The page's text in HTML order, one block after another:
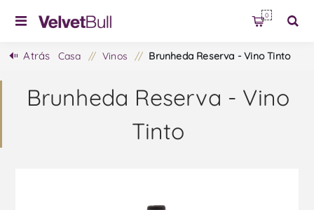
0
Atrás Casa / Vinos / Brunheda Reserva - Vino Tinto
Brunheda Reserva - Vino
Tinto